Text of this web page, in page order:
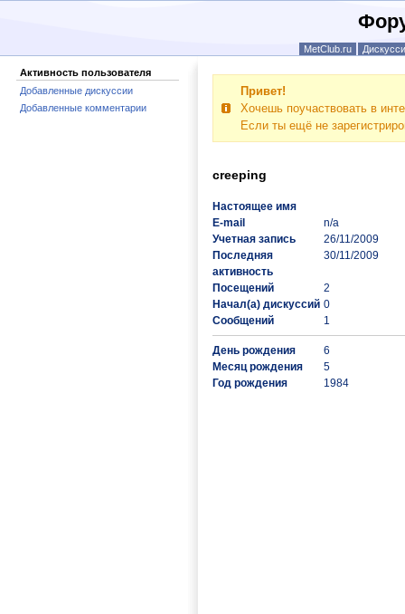
MetClub.ru
Активность пользователя
Добавленные дискуссии
Добавленные комментарии
Привет!
Хочешь поучаствовать в
Если ты ещё не
creeping
Настоящее имя
E-mail
n/a
Учетная запись
26/11/2009
Последняя
активность
30/11/2009
Посещений
2
Начал(а) дискуссий 0
Сообщений
1
День рождения
6
Месяц рождения
5
Год рождения
1984